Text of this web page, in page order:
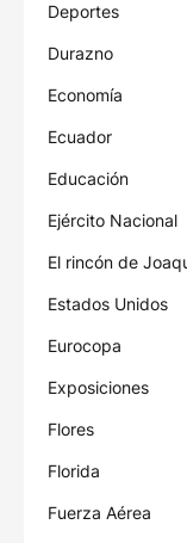
Deportes
Durazno
Economía
Ecuador
Educación
Ejército Nacional
El rincón de
Estados Unidos
Eurocopa
Exposiciones
Flores
Florida
Fuerza Aérea